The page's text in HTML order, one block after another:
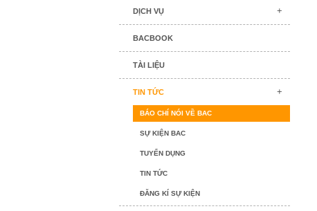
DỊCH VỤ
BACBOOK
TÀI LIỆU
TIN TỨC
BÁO CHÍ NÓI VỀ BAC
SỰ KIỆN BAC
TUYỂN DỤNG
TIN TỨC
ĐĂNG KÍ SỰ KIỆN